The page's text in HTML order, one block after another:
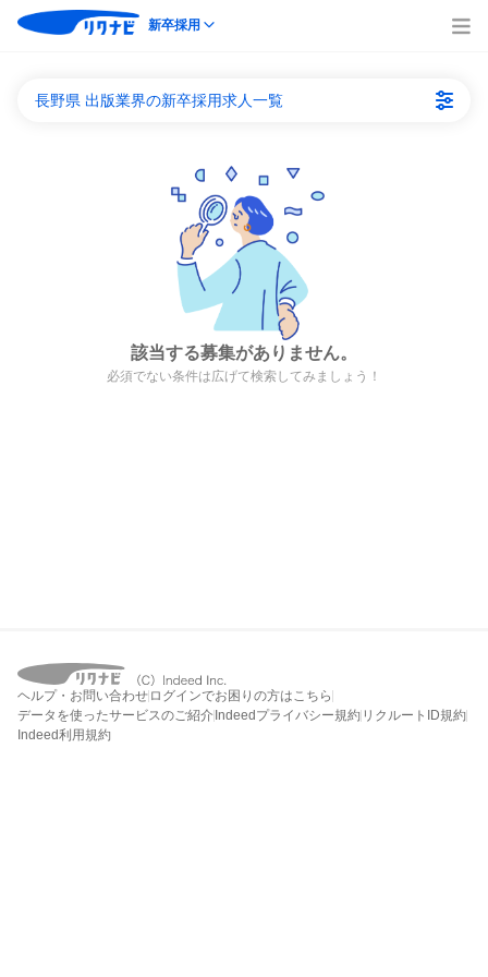
新卒採用
長野県 出版業界の新卒採用求人一覧
該当する募集がありません。
必須でない条件は広げて検索してみましょう！
ヘルプ・お問い合わせ ログインでお困りの方はこちら
データを使ったサービスのご紹介 Indeedプライバシー規約 リクルートID規約
Indeed利用規約